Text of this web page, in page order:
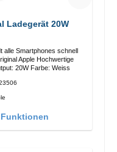
Ladegerät 20W
alle Smartphones schnell
Verarbeitung Anschlüsse: USB-C Output: 20W Farbe: Weiss